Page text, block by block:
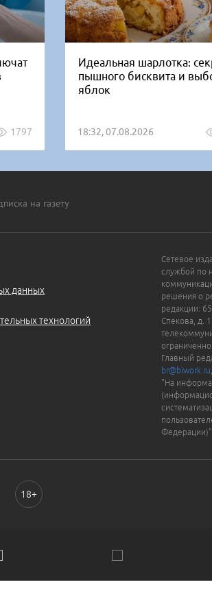
1797
Идеальная шарлотка:
пышного бисквита и
яблок
18:32, 07.08.2026
на газету
данных
технологий
Сетевое
службой по
решения о
редакции:
Спекова, д.
Главный
br@biwork.ru
"На
Федерации)".
18+